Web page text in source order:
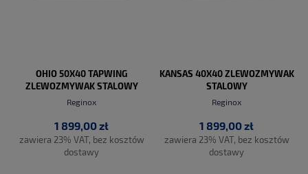
OHIO 50X40 TAPWING
ZLEWOZMYWAK STALOWY
Reginox
1 899,00 zł
zawiera 23% VAT, bez kosztów
dostawy
KANSAS 40X40 ZLEWOZMYWAK
STALOWY
Reginox
1 899,00 zł
zawiera 23% VAT, bez kosztów
dostawy